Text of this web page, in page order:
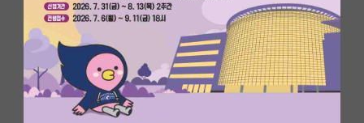
커뮤니티 홈
전체글보기
베스트 게시판
IF 명예의전당